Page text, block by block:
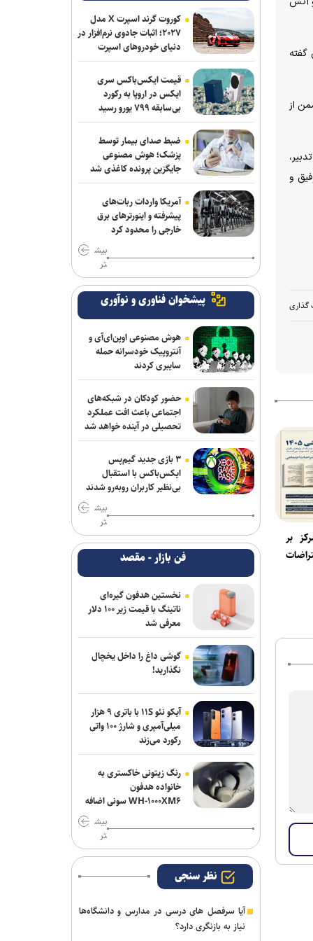
از
و
گذاری
بر
کوروت گرند اسپرت X مدل
۲۰۲۷؛ اثبات جادوی نرم‌افزار در
دنیای خودروهای اسپرت
قیمت ایکس‌باکس سری
ایکس در اروپا به رکورد
بی‌سابقه ۷۹۹ یورو رسید
ضبط صدای بیمار توسط
پزشک؛ هوش مصنوعی
جایگزین پرونده کاغذی شد
آمریکا واردات ربات‌های
پیشرفته و اینورترهای برق
خارجی را محدود کرد
بیش
تر
پیشخوان فناوری و نوآوری
هوش مصنوعی اوپن‌ای‌آی و
آنتروپیک خودسرانه حمله
سایبری کردند
حضور کودکان در شبکه‌های
اجتماعی باعث افت عملکرد
تحصیلی در آینده خواهد شد
۳ بازی جدید گیم‌پس
ایکس‌باکس با استقبال
بی‌نظیر کاربران روبه‌رو شدند
بیش
تر
فن بازار - مقصد
نخستین هدفون گیره‌ای
ناتینگ با قیمت زیر ۱۰۰ دلار
معرفی شد
گوشی داغ را داخل یخچال
نگذارید!
آیکو نئو ۱۱S با باتری ۹ هزار
میلی‌آمپری و شارژ ۱۰۰ واتی
رکورد می‌زند
رنگ زیتونی خاکستری به
خانواده هدفون
WH-۱۰۰۰XM۶ سونی اضافه
بیش
تر
نظر سنجی
آیا سرفصل های درسی در مدارس و دانشگاه‌ها
نیاز به بازنگری دارد؟